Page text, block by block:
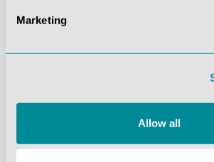
Marketing
Allow all